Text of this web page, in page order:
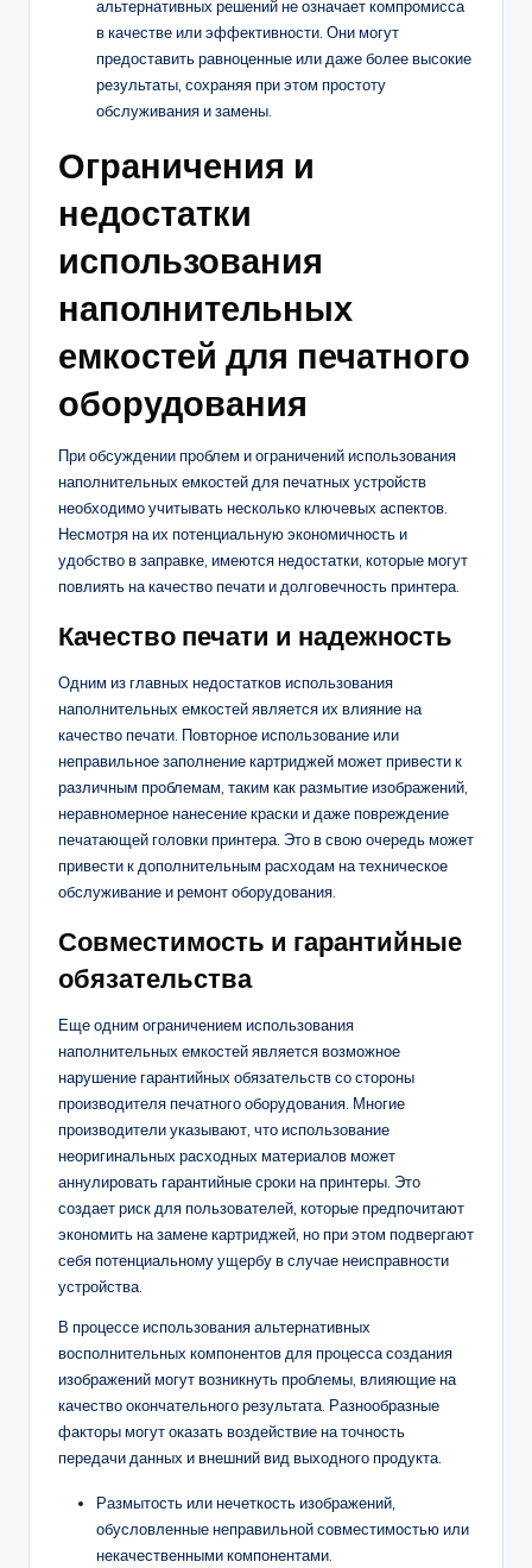
альтернативных решений не означает компромисса
в качестве или эффективности. Они могут
предоставить равноценные или даже более высокие
результаты, сохраняя при этом простоту
обслуживания и замены.
Ограничения и
недостатки
использования
наполнительных
емкостей для печатного
оборудования
При обсуждении проблем и ограничений использования
наполнительных емкостей для печатных устройств
необходимо учитывать несколько ключевых аспектов.
Несмотря на их потенциальную экономичность и
удобство в заправке, имеются недостатки, которые могут
повлиять на качество печати и долговечность принтера.
Качество печати и надежность
Одним из главных недостатков использования
наполнительных емкостей является их влияние на
качество печати. Повторное использование или
неправильное заполнение картриджей может привести к
различным проблемам, таким как размытие изображений,
неравномерное нанесение краски и даже повреждение
печатающей головки принтера. Это в свою очередь может
привести к дополнительным расходам на техническое
обслуживание и ремонт оборудования.
Совместимость и гарантийные
обязательства
Еще одним ограничением использования
наполнительных емкостей является возможное
нарушение гарантийных обязательств со стороны
производителя печатного оборудования. Многие
производители указывают, что использование
неоригинальных расходных материалов может
аннулировать гарантийные сроки на принтеры. Это
создает риск для пользователей, которые предпочитают
экономить на замене картриджей, но при этом подвергают
себя потенциальному ущербу в случае неисправности
устройства.
В процессе использования альтернативных
восполнительных компонентов для процесса создания
изображений могут возникнуть проблемы, влияющие на
качество окончательного результата. Разнообразные
факторы могут оказать воздействие на точность
передачи данных и внешний вид выходного продукта.
Размытость или нечеткость изображений,
обусловленные неправильной совместимостью или
некачественными компонентами.